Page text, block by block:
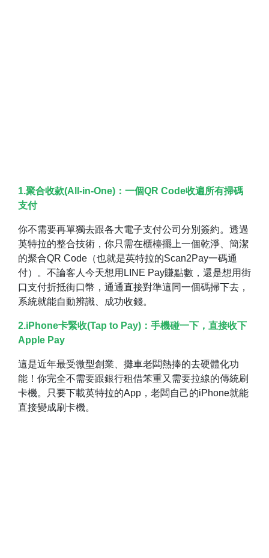
1.聚合收款(All-in-One)：一個QR Code收遍所有掃碼
支付
你不需要再單獨去跟各大電子支付公司分別簽約。透過
英特拉的整合技術，你只需在櫃檯擺上一個乾淨、簡潔
的聚合QR Code（也就是英特拉的Scan2Pay一碼通
付）。不論客人今天想用LINE Pay賺點數，還是想用街
口支付折抵街口幣，通通直接對準這同一個碼掃下去，
系統就能自動辨識、成功收錢。
2.iPhone卡緊收(Tap to Pay)：手機碰一下，直接收下
Apple Pay
這是近年最受微型創業、攤車老闆熱捧的去硬體化功
能！你完全不需要跟銀行租借笨重又需要拉線的傳統刷
卡機。只要下載英特拉的App，老闆自己的iPhone就能
直接變成刷卡機。